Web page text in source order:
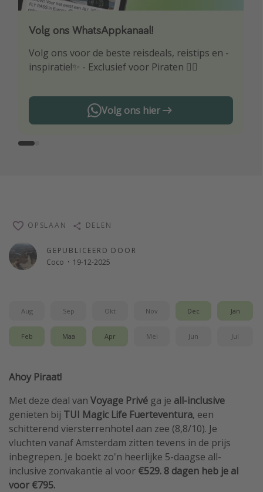
Volg ons WhatsAppkanaal!
Volg ons voor de beste reisdeals, reistips en -
inspiratie!✨ - Exclusief voor Piraten 🏴‍☠️
Volg ons hier
Download onze app
Wees als eerste op de hoogte van de beste
reisaanbiedingen
GEPUBLICEERD DOOR
Coco · 19-12-2025
OPSLAAN DELEN
Aug Sep Okt Nov Dec Jan
Feb Maa Apr Mei Jun Jul
Ahoy Piraat!
Met deze deal van Voyage Privé ga je all-inclusive
genieten bij TUI Magic Life Fuerteventura, een
schitterend viersterrenhotel aan zee (8,8/10). Je
vluchten vanaf Amsterdam zitten tevens in de prijs
inbegrepen. Je boekt zo'n heerlijke 5-daagse all-
inclusive zonvakantie al voor €529. 8 dagen heb je al
voor €795.